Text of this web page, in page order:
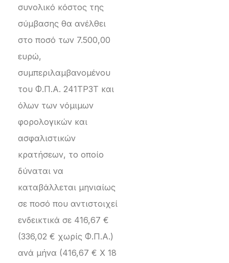
συνολικό κόστος της
σύμβασης θα ανέλθει
στο ποσό των 7.500,00
ευρώ,
συμπεριλαμβανομένου
του Φ.Π.Α. 241ΤΡ3Τ και
όλων των νόμιμων
φορολογικών και
ασφαλιστικών
κρατήσεων, το οποίο
δύναται να
καταβάλλεται μηνιαίως
σε ποσό που αντιστοιχεί
ενδεικτικά σε 416,67 €
(336,02 € χωρίς Φ.Π.Α.)
ανά μήνα (416,67 € Χ 18